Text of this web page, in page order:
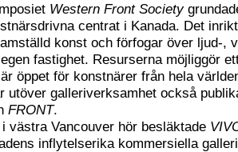
Western Front Society
centrat i Kanada. Det
konst och förfogar över ljud-,
fastighet. Resurserna möjliggör
öppet för konstnärer från hela
utöver galleriverksamhet också
FRONT.
västra Vancouver hör besläktade
inflytelserika kommersiella